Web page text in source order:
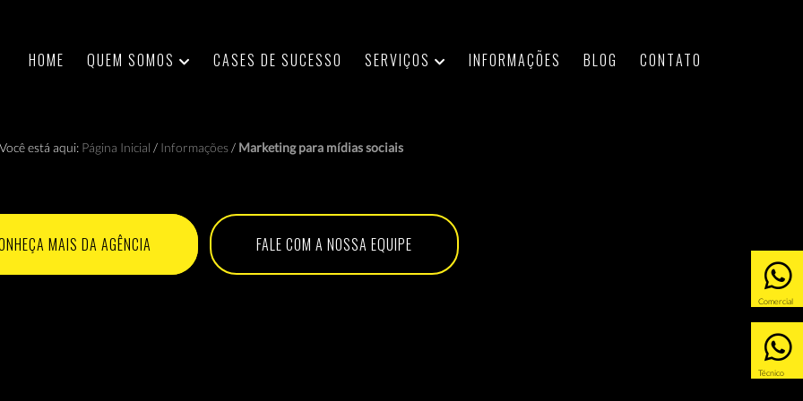
HOME QUEM SOMOS CASES DE SUCESSO SERVIÇOS INFORMAÇÕES BLOG CONTATO
está aqui: Página Inicial / Informações / Marketing para mídias sociais
MAIS DA AGÊNCIA FALE COM A NOSSA EQUIPE
Comercial
Técnico